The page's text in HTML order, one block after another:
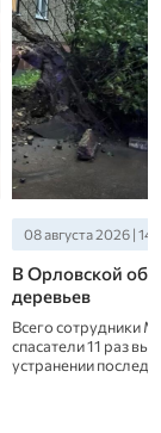
08 августа 2026 |
В Орловской
деревьев
Всего сотрудники
спасатели 11 раз
устранении